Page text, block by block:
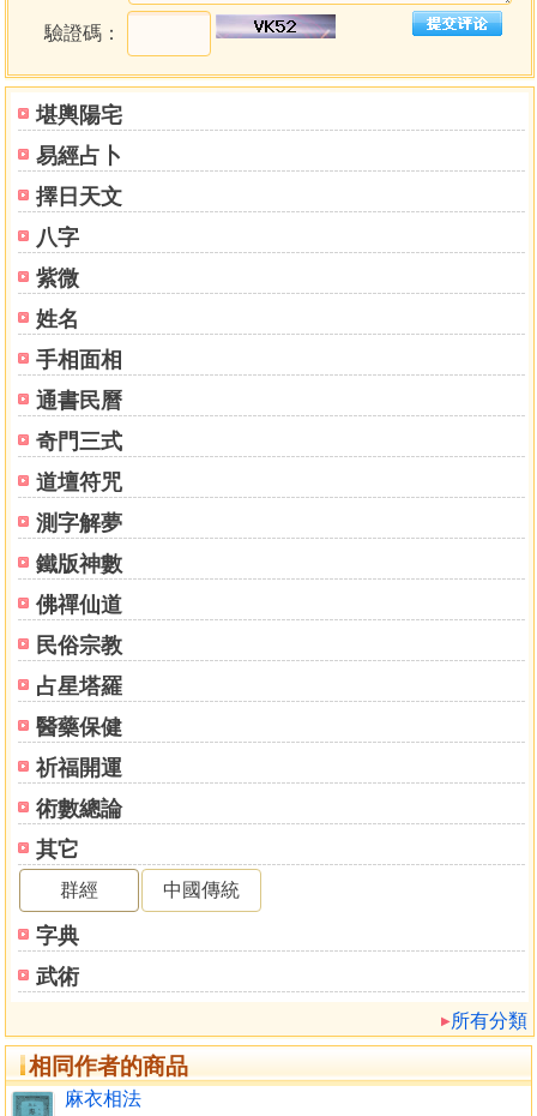
堪輿陽宅
易經占卜
擇日天文
八字
紫微
姓名
手相面相
通書民曆
奇門三式
道壇符咒
測字解夢
鐵版神數
佛禪仙道
民俗宗教
占星塔羅
醫藥保健
祈福開運
術數總論
其它
群經 中國傳統
字典
武術
所有分類
相同作者的商品
麻衣相法
達摩祖師相訣秘傳
第一法相主神
第二法神主眼
第三法人身分十分
第四法人面分十分
第五法
總訣第一
總訣第二
總訣第三
目光有三脫
神色有三疑
總訣第四
總訣第五
十二宮剋應訣
麻衣先生石室神異賦上
卷四 麻衣先生石室神異賦下
金鎖賦
銀匙歌
相形氣色
論上停吉氣
論中停吉氣
論下停吉氣
論上停吉氣
論上停凶氣
論中下二停凶氣
驗證碼：